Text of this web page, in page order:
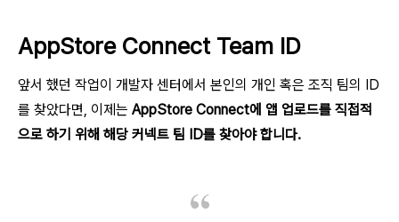
AppStore Connect Team ID
앞서 했던 작업이 개발자 센터에서 본인의 개인 혹은 조직 팀의 ID
를 찾았다면, 이제는 AppStore Connect에 앱 업로드를 직접적
으로 하기 위해 해당 커넥트 팀 ID를 찾아야 합니다.